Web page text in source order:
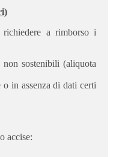
a rimborso i
sostenibili (aliquota
in assenza di dati certi
accise: